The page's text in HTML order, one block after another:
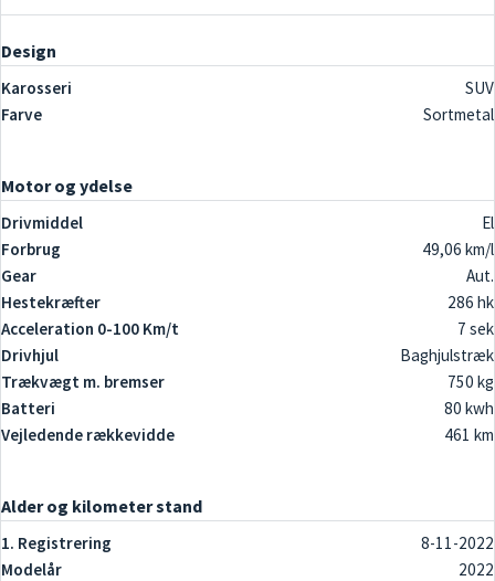
Design
Karosseri
SUV
Farve
Sortmetal
Motor og ydelse
Drivmiddel
El
Forbrug
49,06 km/l
Gear
Aut.
Hestekræfter
286 hk
Acceleration 0-100 Km/t
7 sek
Drivhjul
Baghjulstræk
Trækvægt m. bremser
750 kg
Batteri
80 kwh
Vejledende rækkevidde
461 km
Alder og kilometer stand
1. Registrering
8-11-2022
Modelår
2022